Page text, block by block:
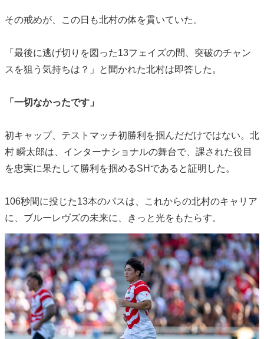
その戒めが、この日も北村の体を貫いていた。
「最後に逃げ切りを図った13フェイズの間、突破のチャン
スを狙う気持ちは？」と聞かれた北村は即答した。
「一切なかったです」
初キャップ、テストマッチ初勝利を掴んだだけではない。北
村 瞬太郎は、インターナショナルの舞台で、課された役目
を忠実に果たして勝利を掴めるSHであると証明した。
106秒間に投じた13本のパスは、これからの北村のキャリア
に、ブルーレヴズの未来に、きっと光をもたらす。